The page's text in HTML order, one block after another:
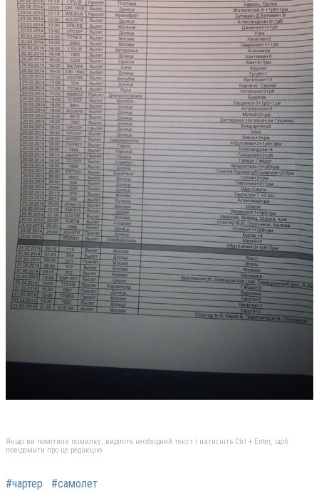
Якщо ви помітили помилку, виділіть необхідний текст і натисніть Ctrl + Enter, щоб
повідомити про це редакцію
#чартер #самолет